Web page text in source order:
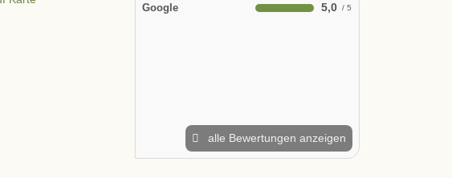
Google 5,0
alle Bewertungen anzeigen